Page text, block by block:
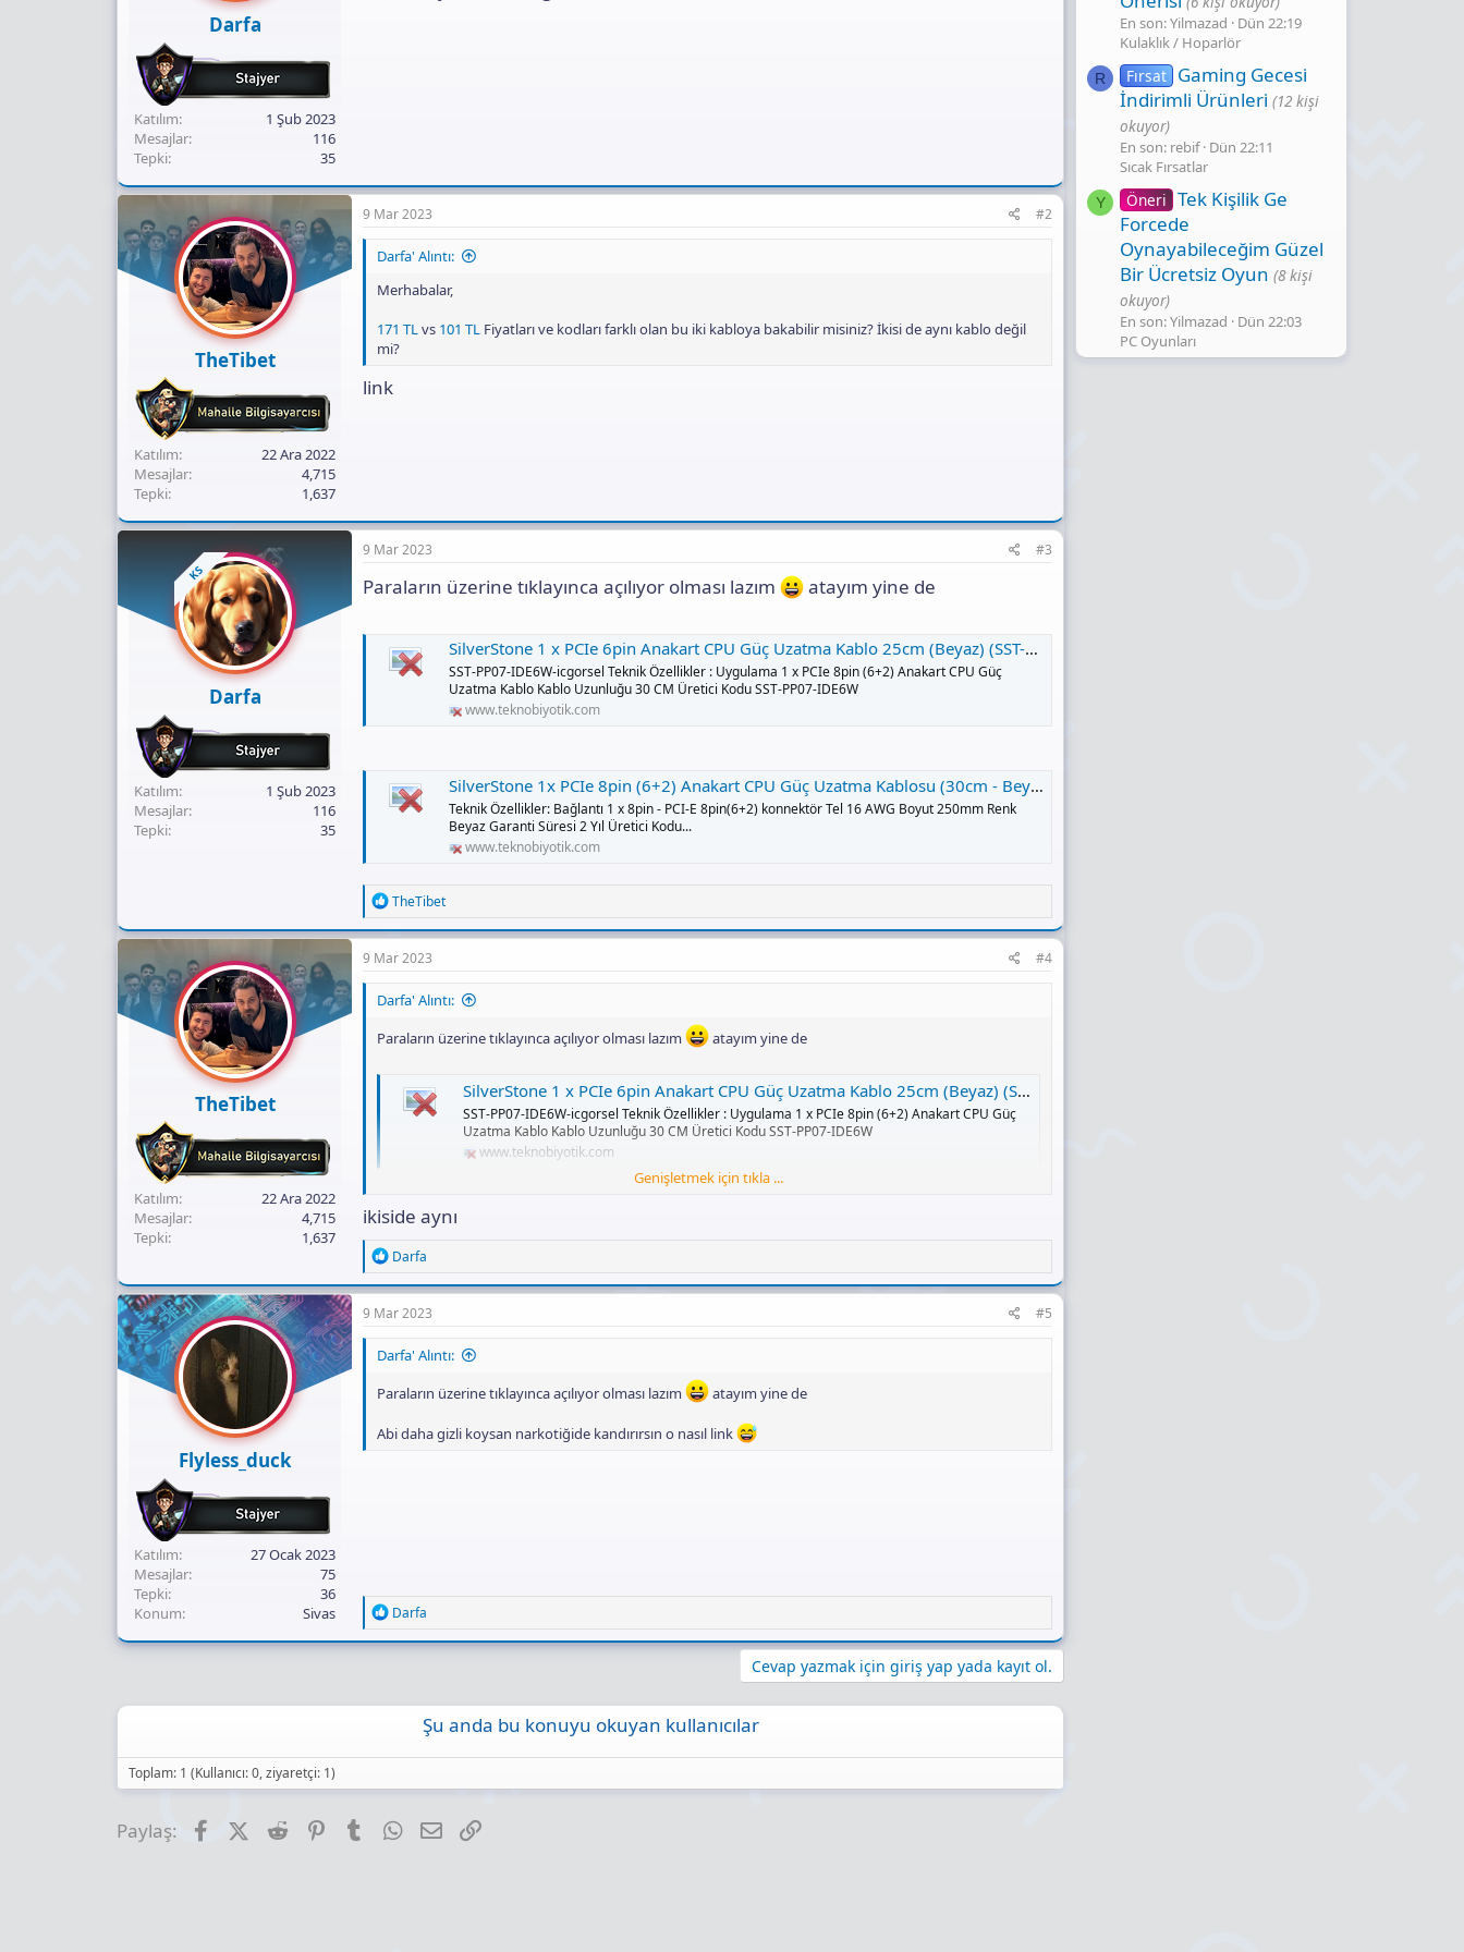
a
Darfa
Katılım
1 Şub 2023
Mesajlar
116
Tepki
35
TheTibet
Katılım
22 Ara 2022
Mesajlar
4,715
Tepki
1,637
9 Mar 2023 #2
Darfa' Alıntı:
Merhabalar,
171 TL vs 101 TL Fiyatları ve kodları farklı olan bu iki kabloya bakabilir misiniz? İkisi de aynı kablo değil
mi?
link
KS
Darfa
Katılım
1 Şub 2023
Mesajlar
116
Tepki
35
9 Mar 2023 #3
Paraların üzerine tıklayınca açılıyor olması lazım atayım yine de
SilverStone 1 x PCIe 6pin Anakart CPU Güç Uzatma Kablo 25cm (Beyaz) (SST-PP07-IDE6W) - Kasa İçi Kablolar - Kablo Dönüştürücü | Teknobiyotik
SST-PP07-IDE6W-icgorsel Teknik Özellikler : Uygulama 1 x PCIe 8pin (6+2) Anakart CPU Güç
Uzatma Kablo Kablo Uzunluğu 30 CM Üretici Kodu SST-PP07-IDE6W
www.teknobiyotik.com
SilverStone 1x PCIe 8pin (6+2) Anakart CPU Güç Uzatma Kablosu (30cm - Beyaz) (SST-PP07-PCIW) - Kasa İçi Kablolar - Kablo Dönüştürücü | Teknobiyotik
Teknik Özellikler: Bağlantı 1 x 8pin - PCI-E 8pin(6+2) konnektör Tel 16 AWG Boyut 250mm Renk
Beyaz Garanti Süresi 2 Yıl Üretici Kodu...
www.teknobiyotik.com
R
e
a
c
t
o
s
TheTibet
TheTibet
Katılım
22 Ara 2022
Mesajlar
4,715
Tepki
1,637
9 Mar 2023 #4
Darfa' Alıntı:
Paraların üzerine tıklayınca açılıyor olması lazım
atayım yine de
SilverStone 1 x PCIe 6pin Anakart CPU Güç Uzatma Kablo 25cm (Beyaz) (SST-PP07-IDE6W) - Kasa İçi Kablolar - Kablo Dönüştürücü | Teknobiyotik
SST-PP07-IDE6W-icgorsel Teknik Özellikler : Uygulama 1 x PCIe 8pin (6+2) Anakart CPU Güç
Uzatma Kablo Kablo Uzunluğu 30 CM Üretici Kodu SST-PP07-IDE6W
www.teknobiyotik.com
Teknik Özellikler: Bağlantı 1 x 8pin - PCI-E 8pin(6+2) konnektör Tel 16 AWG Boyut 250mm Renk
www.teknobiyotik.com
Genişletmek için tıkla ...
ikiside aynı
R
e
a
c
t
o
s
Darfa
Flyless_duck
Katılım
27 Ocak 2023
Mesajlar
75
Tepki
36
Konum
Sivas
9 Mar 2023 #5
Darfa' Alıntı:
Paraların üzerine tıklayınca açılıyor olması lazım
atayım yine de
Abi daha gizli koysan narkotiğide kandırırsın o nasıl link
R
e
a
Darfa
Cevap yazmak için giriş yap yada kayıt ol.
Şu anda bu konuyu okuyan kullanıcılar
Toplam: 1 (Kullanıcı: 0, ziyaretçi: 1)
Paylaş: FacebookX (Twitter)
Reddit PinterestTumblrWhatsApp
E-posta
En son: Yilmazad
Dün 22:19
Kulaklık / Hoparlör
R Fırsat Gaming Gecesi̇
İndi̇ri̇mli̇ Ürünleri̇ (12 kişi
okuyor)
En son: rebif Dün 22:11
Sıcak Fırsatlar
Y Öneri Tek Kişilik Ge
Forcede
Oynayabileceğim Güzel
Bir Ücretsiz Oyun (8 kişi
okuyor)
En son: Yilmazad
Dün 22:03
PC Oyunları